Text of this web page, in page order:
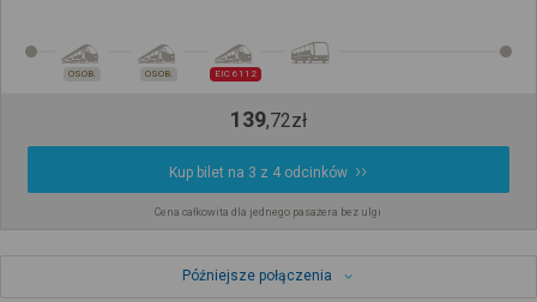
OSOB. OSOB. EIC 6112
139,72zł
Kup bilet na 3 z 4 odcinków
Cena całkowita dla jednego pasażera bez ulgi
Późniejsze połączenia